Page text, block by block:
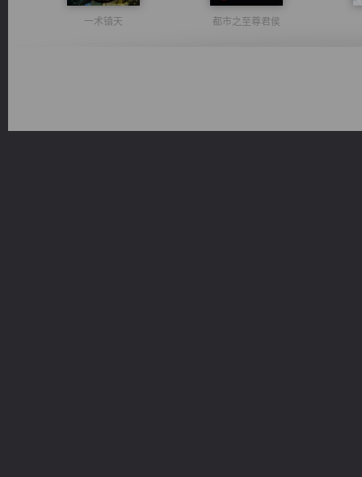
一术镇天 都市之至尊君侯